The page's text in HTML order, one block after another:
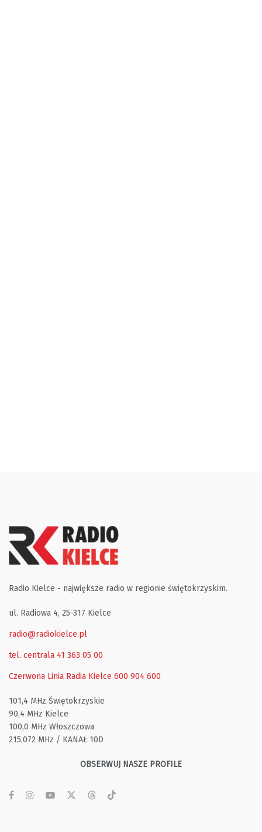
Radio Kielce - największe radio w regionie świętokrzyskim.
ul. Radiowa 4, 25-317 Kielce
radio@radiokielce.pl
tel. centrala 41 363 05 00
Czerwona Linia Radia Kielce 600 904 600
101,4 MHz Świętokrzyskie
90,4 MHz Kielce
100,0 MHz Włoszczowa
215,072 MHz / KANAŁ 10D
OBSERWUJ NASZE PROFILE